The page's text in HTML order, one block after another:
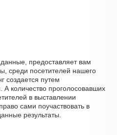
предоставляет вам
среди посетителей нашего
создается путем
А количество проголосовавших
в выставлении
сами поучаствовать в
результаты.